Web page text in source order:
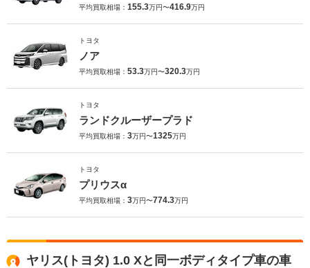
平均買取相場： 155.3万円〜416.9万円
トヨタ
ノア
平均買取相場： 53.3万円〜320.3万円
トヨタ
ランドクルーザープラド
平均買取相場： 3万円〜1325万円
トヨタ
プリウスα
平均買取相場： 3万円〜774.3万円
ヤリス(トヨタ) 1.0 Xと同一ボディタイプ車の車